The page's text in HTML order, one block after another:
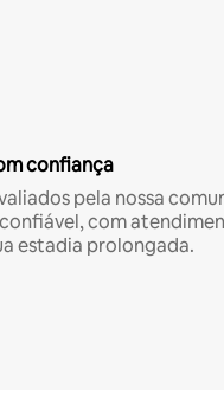
confiança
pela nossa
com
estadia prolongada.